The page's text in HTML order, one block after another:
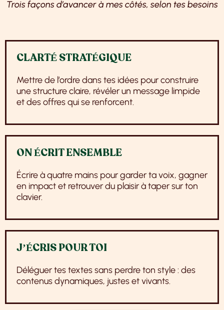
Trois façons d’avancer à mes côtés, selon tes besoins
CLARTÉ STRATÉGIQUE
Mettre de l’ordre dans tes idées pour construire
une structure claire, révéler un message limpide
et des offres qui se renforcent.
ON ÉCRIT ENSEMBLE
Écrire à quatre mains pour garder ta voix, gagner
en impact et retrouver du plaisir à taper sur ton
clavier.
J’ÉCRIS POUR TOI
Déléguer tes textes sans perdre ton style : des
contenus dynamiques, justes et vivants.